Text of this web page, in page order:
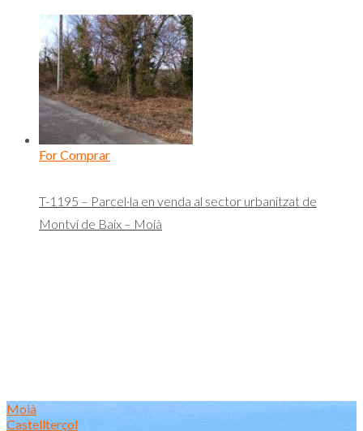
For Comprar
T-1195 – Parcel·la en venda al sector urbanitzat de
Montví de Baix – Moià
Moià
Castellterçol